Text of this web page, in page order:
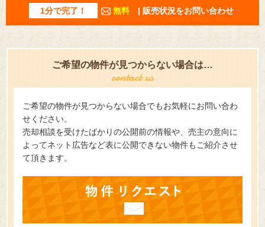
1分で完了！ 無料 | 販売状況をお問い合わせ
ご希望の物件が見つからない場合は…
ご希望の物件が見つからない場合でもお気軽にお問い合わ
せください。
売却相談を受けたばかりの公開前の情報や、売主の意向に
よってネット広告など表に公開できない物件もご紹介させ
て頂きます。